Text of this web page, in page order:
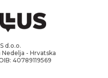
d.o.o.
Nedelja - Hrvatska
40789119569